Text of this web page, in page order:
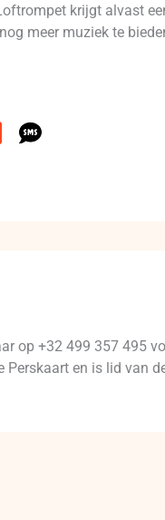
krijgt alvast
meer muziek te
op +32 499 357 495
Perskaart en is lid van